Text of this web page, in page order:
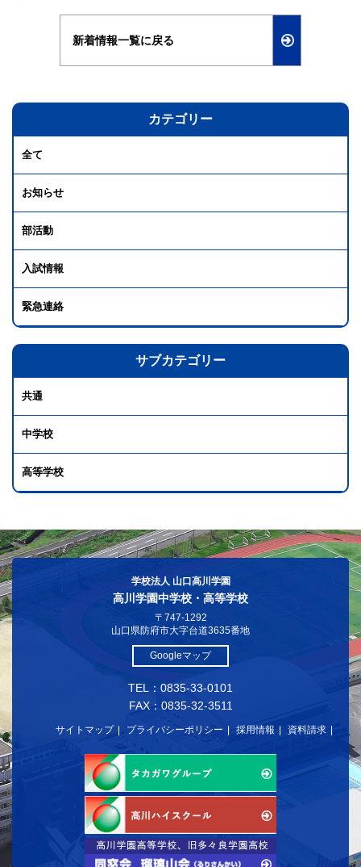
新着情報一覧に戻る
カテゴリー
全て
お知らせ
部活動
入試情報
緊急連絡
サブカテゴリー
共通
中学校
高等学校
学校法人 山口高川学園
高川学園中学校・高等学校
〒747-1292
山口県防府市大字台道3635番地
Googleマップ
TEL：0835-33-0101
FAX：0835-32-3511
サイトマップ プライバシーポリシー 採用情報 資料請求